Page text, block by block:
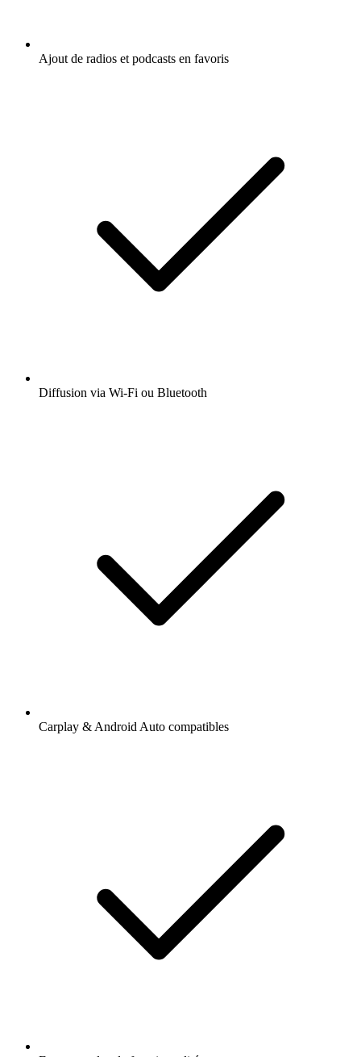
Ajout de radios et podcasts en favoris
Diffusion via Wi-Fi ou Bluetooth
Carplay & Android Auto compatibles